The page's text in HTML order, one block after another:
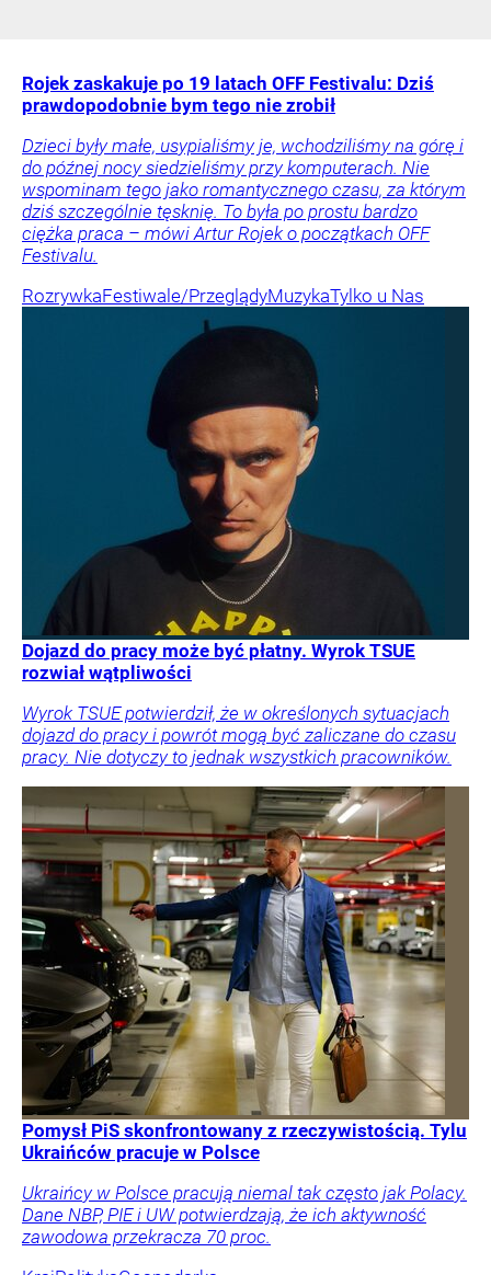
Rojek zaskakuje po 19 latach OFF Festivalu: Dziś
prawdopodobnie bym tego nie zrobił
Dzieci były małe, usypialiśmy je, wchodziliśmy na górę i
do późnej nocy siedzieliśmy przy komputerach. Nie
wspominam tego jako romantycznego czasu, za którym
dziś szczególnie tęsknię. To była po prostu bardzo
ciężka praca – mówi Artur Rojek o początkach OFF
Festivalu.
RozrywkaFestiwale/PrzeglądyMuzykaTylko u Nas
Dojazd do pracy może być płatny. Wyrok TSUE
rozwiał wątpliwości
Wyrok TSUE potwierdził, że w określonych sytuacjach
dojazd do pracy i powrót mogą być zaliczane do czasu
pracy. Nie dotyczy to jednak wszystkich pracowników.
Pomysł PiS skonfrontowany z rzeczywistością. Tylu
Ukraińców pracuje w Polsce
Ukraińcy w Polsce pracują niemal tak często jak Polacy.
Dane NBP, PIE i UW potwierdzają, że ich aktywność
zawodowa przekracza 70 proc.